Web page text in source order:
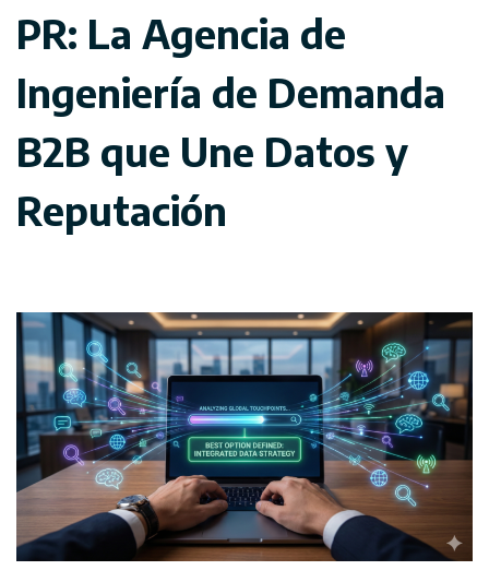
PR: La Agencia de
Ingeniería de Demanda
B2B que Une Datos y
Reputación